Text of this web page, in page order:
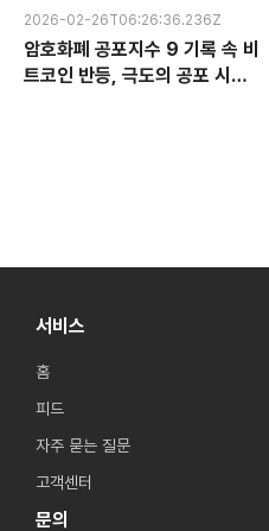
2026-02-26T06:26:36.236Z
암호화폐 공포지수 9 기록 속 비
트코인 반등, 극도의 공포 시장
서비스
홈
피드
자주 묻는 질문
고객센터
문의